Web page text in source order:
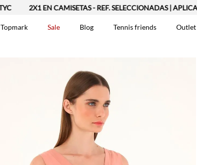
2X1 EN CAMISETAS - REF. SELECCIONADAS | APLICAN TYC
Topmark Sale Blog Tennis friends Outlet